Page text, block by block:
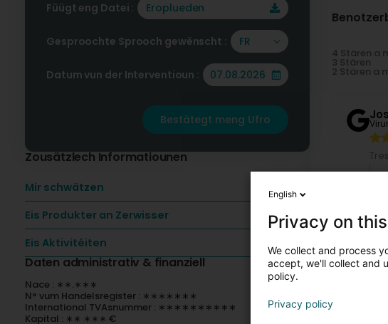
Füügt eng Datei : Eroplueden
Gesproochte Sprooch gewënscht : FR
Datum vun der Interventioun :
Bestätegt meng Ufro
Zousätzlech Informatiounen
Mir schwätzen
Eis Produkter an Zerwisser
Eis Aktivitéiten
Daten administrativ & finanziell
Nace : ∗∗.∗∗∗
N° vum Handelsregister : ∗∗∗∗∗∗∗
International TVAsnummer : ∗∗∗∗∗∗∗∗∗∗
Kapital : ∗∗ ∗∗∗ €
4 Stären a
3 Stären
2 Stären a
English
Privacy on
We collect and process
accept, we'll collect and
policy.
Privacy policy